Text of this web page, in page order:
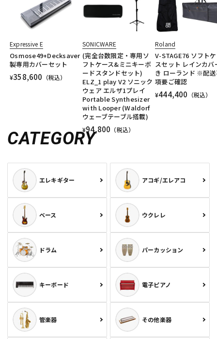
Expressive E
Osmose49+Decksaver
製専用カバーセット
¥358,600 （税込）
SONICWARE
(完全台数限定・専用ソ
フトケース&ミニキーボ
ードスタンドセット)
ELZ_1 play V2 ソニック
ウェア エルザ1プレイ
Portable Synthesizer
with Looper (Waldorf
ウェーブテーブル搭載)
¥94,800 （税込）
Roland
V-STAGE76 ソフト
スセット レインカバ
き ローランド ※配
項要ご確認
¥444,400 （税込）
CATEGORY
エレキギター アコギ/エレアコ
ベース ウクレレ
ドラム パーカッション
キーボード 電子ピアノ
管楽器 その他楽器